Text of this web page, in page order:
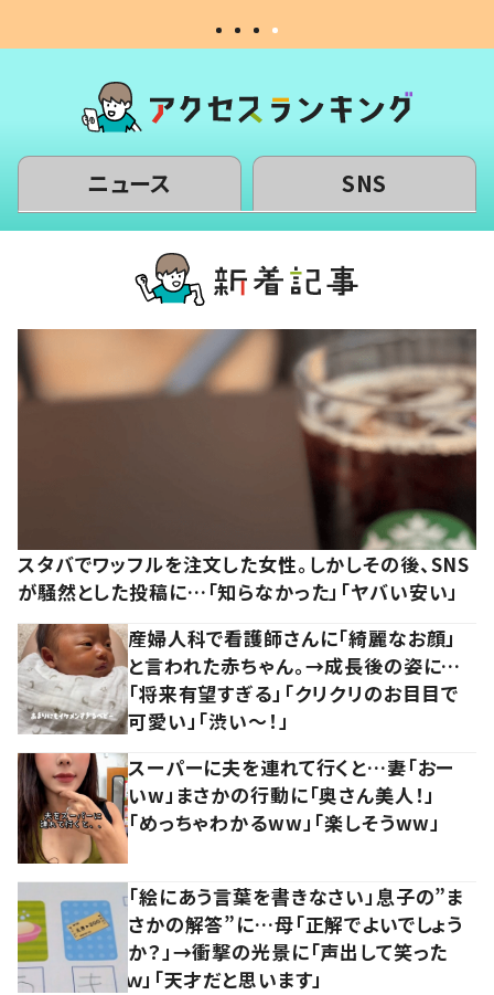
ニュース SNS
スタバでワッフルを注文した女性。しかしその後、SNS
が騒然とした投稿に…「知らなかった」「ヤバい安い」
産婦人科で看護師さんに「綺麗なお顔」
と言われた赤ちゃん。→成長後の姿に…
「将来有望すぎる」「クリクリのお目目で
可愛い」「渋い～！」
スーパーに夫を連れて行くと…妻「おー
いw」まさかの行動に「奥さん美人！」
「めっちゃわかるww」「楽しそうww」
「絵にあう言葉を書きなさい」息子の”ま
さかの解答”に…母「正解でよいでしょう
か？」→衝撃の光景に「声出して笑った
ｗ」「天才だと思います」